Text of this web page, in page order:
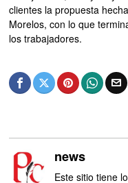
clientes la propuesta
Morelos, con lo que
los trabajadores.
news
Este sitio tiene